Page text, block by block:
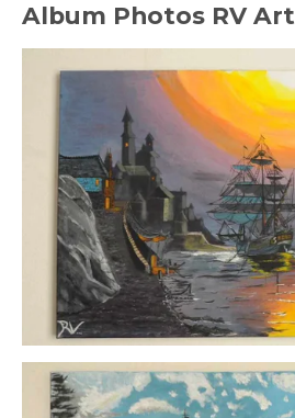
Album Photos RV Art